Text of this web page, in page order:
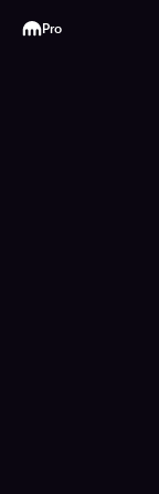
Kraken
Pro